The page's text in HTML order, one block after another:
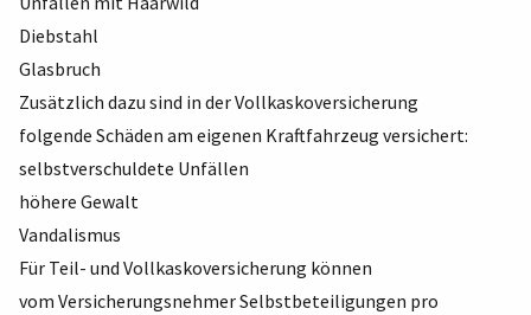
Diebstahl
Glasbruch
Zusätzlich dazu sind in der Vollkaskoversicherung
folgende Schäden am eigenen Kraftfahrzeug versichert:
selbstverschuldete Unfällen
höhere Gewalt
Vandalismus
Für Teil- und Vollkaskoversicherung können
vom Versicherungsnehmer Selbstbeteiligungen pro